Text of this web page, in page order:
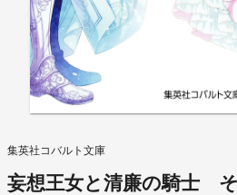
集英社コバルト文庫
妄想王女と清廉の騎士